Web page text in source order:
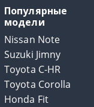
Популярные
модели
Nissan Note
Suzuki Jimny
Toyota C-HR
Toyota Corolla
Honda Fit